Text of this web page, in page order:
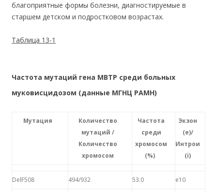
благоприятные формы болезни, диагностируемые в
старшем детском и подростковом возрастах.
Таблица 13-1
Частота мутаций гена МВТР среди больных
муковисцидозом (данные МГНЦ РАМН)
Мутация
Количество
мутаций /
Количество
хромосом
Частота
среди
хромосом
(%)
Экзон
(е)/
Интрои
(i)
DelF508 494/932 53.0 е10